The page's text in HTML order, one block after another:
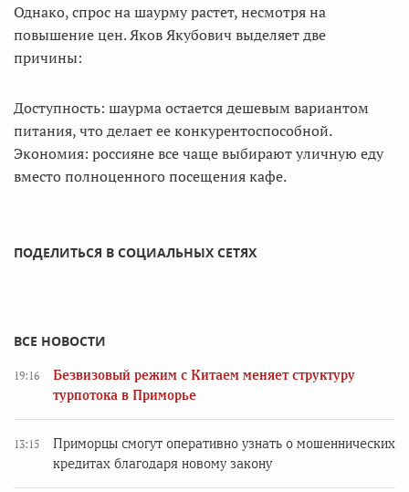
Однако, спрос на шаурму растет, несмотря на
повышение цен. Яков Якубович выделяет две
причины:
Доступность: шаурма остается дешевым вариантом
питания, что делает ее конкурентоспособной.
Экономия: россияне все чаще выбирают уличную еду
вместо полноценного посещения кафе.
ПОДЕЛИТЬСЯ В СОЦИАЛЬНЫХ СЕТЯХ
ВСЕ НОВОСТИ
19:16
Безвизовый режим с Китаем меняет структуру
турпотока в Приморье
13:15
Приморцы смогут оперативно узнать о мошеннических
кредитах благодаря новому закону